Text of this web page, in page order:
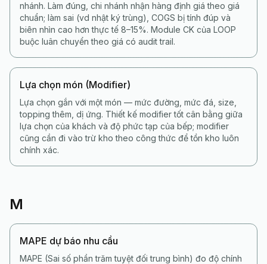
nhánh. Làm đúng, chi nhánh nhận hàng định giá theo giá
chuẩn; làm sai (vd nhật ký trùng), COGS bị tính đúp và
biên nhìn cao hơn thực tế 8–15%. Module CK của LOOP
buộc luân chuyển theo giá có audit trail.
Lựa chọn món (Modifier)
Lựa chọn gắn với một món — mức đường, mức đá, size,
topping thêm, dị ứng. Thiết kế modifier tốt cân bằng giữa
lựa chọn của khách và độ phức tạp của bếp; modifier
cũng cần đi vào trừ kho theo công thức để tồn kho luôn
chính xác.
M
MAPE dự báo nhu cầu
MAPE (Sai số phần trăm tuyệt đối trung bình) đo độ chính